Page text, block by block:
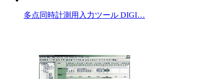
多点同時計測用入力ツール DIGI…